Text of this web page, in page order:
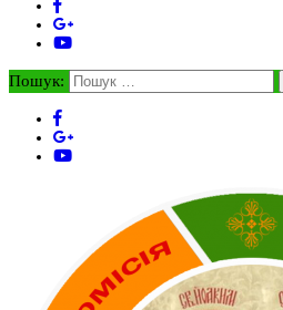
Пошук: